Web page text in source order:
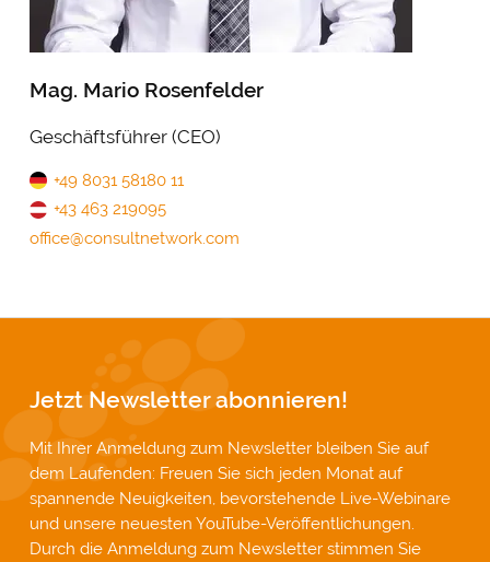
Mag. Mario Rosenfelder
Geschäftsführer (CEO)
+49 8031 58180 11
+43 463 219095
office@consultnetwork.com
Jetzt Newsletter abonnieren!
Mit Ihrer Anmeldung zum Newsletter bleiben Sie auf
dem Laufenden: Freuen Sie sich jeden Monat auf
spannende Neuigkeiten, bevorstehende Live-Webinare
und unsere neuesten YouTube-Veröffentlichungen.
Durch die Anmeldung zum Newsletter stimmen Sie